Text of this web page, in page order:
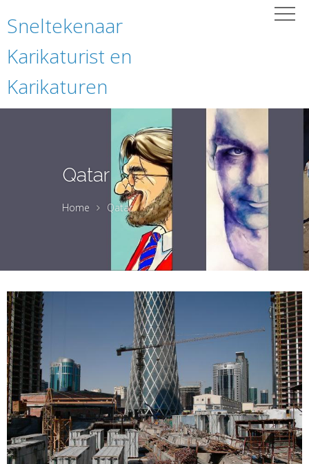
Sneltekenaar
Karikaturist en
Karikaturen
Qatar
Home Qatar